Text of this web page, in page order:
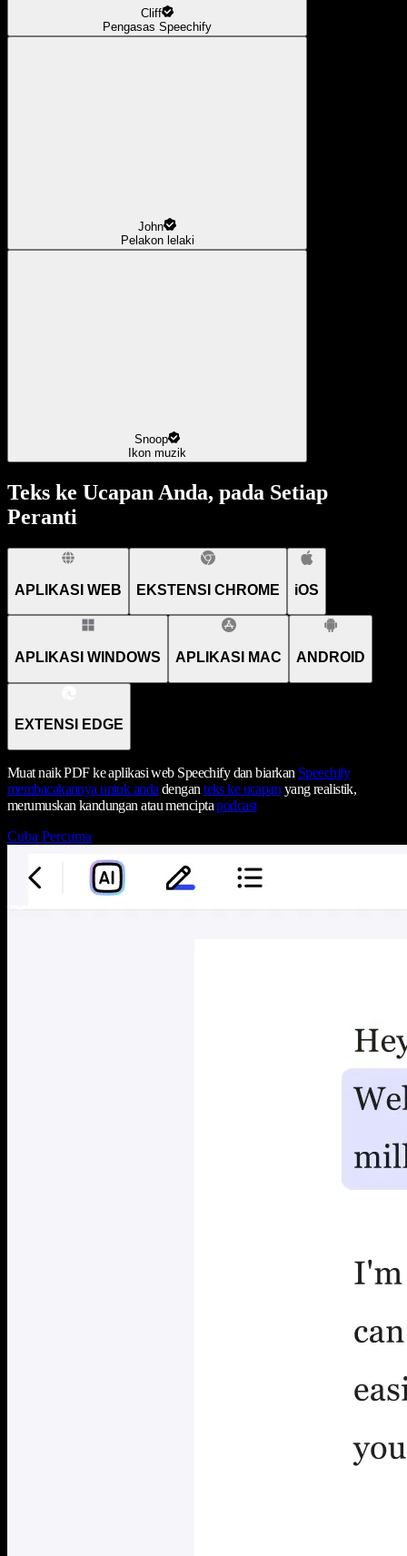
Cliff
Pengasas Speechify
John
Pelakon lelaki
Snoop
Ikon muzik
Teks ke Ucapan Anda, pada Setiap
Peranti
APLIKASI WEB EKSTENSI CHROME iOS
APLIKASI WINDOWS APLIKASI MAC ANDROID
EXTENSI EDGE
Muat naik PDF ke aplikasi web Speechify dan biarkan Speechify
membacakannya untuk anda denganteks ke ucapan yang realistik,
merumuskan kandungan atau menciptapodcast
Cuba Percuma